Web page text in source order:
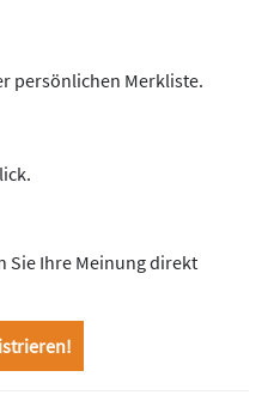
persönlichen Merkliste.
Sie Ihre Meinung direkt